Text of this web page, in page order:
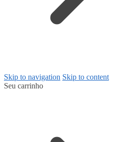
Skip to navigation Skip to content
Seu carrinho